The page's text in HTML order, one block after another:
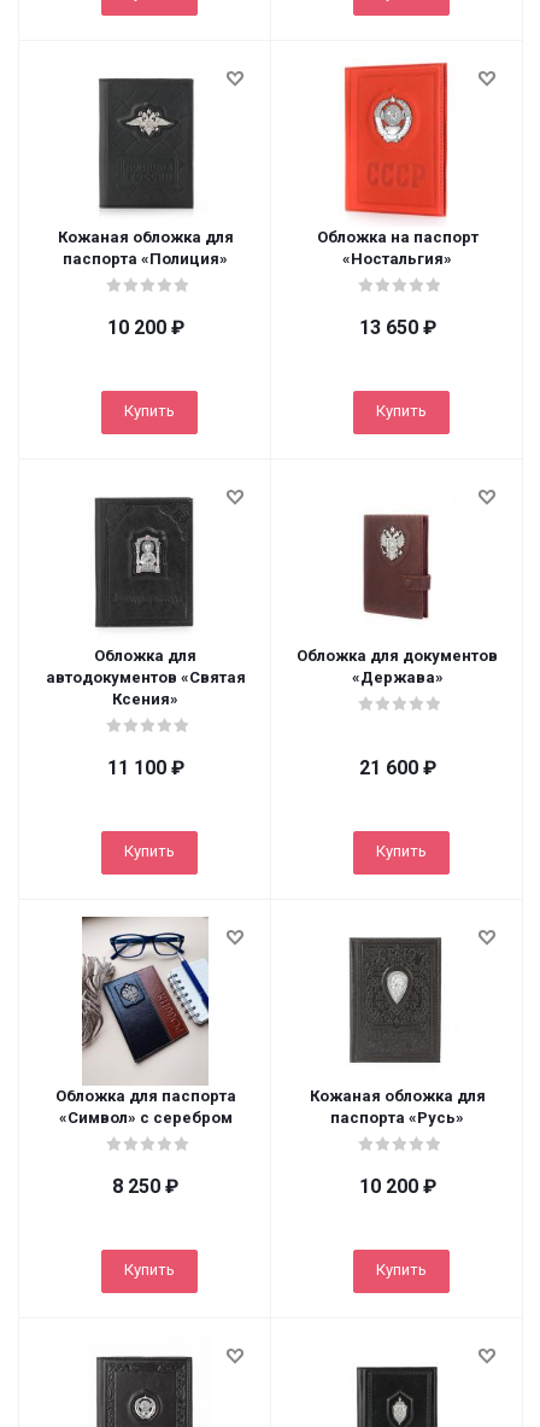
Кожаная обложка для
паспорта «Полиция»
10 200₽
Купить
Обложка на паспорт
«Ностальгия»
13 650₽
Купить
Обложка для
автодокументов «Святая
Ксения»
11 100₽
Купить
Обложка для документов
«Держава»
21 600₽
Купить
Обложка для паспорта
«Символ» с серебром
8 250 ₽
Купить
Кожаная обложка для
паспорта «Русь»
10 200₽
Купить